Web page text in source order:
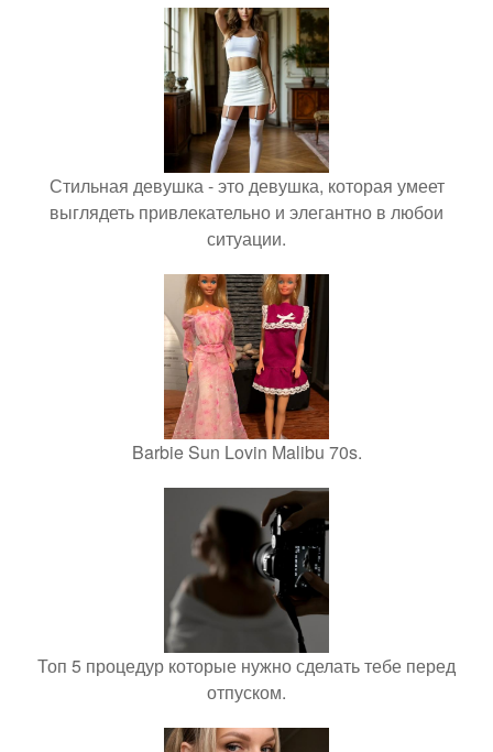
Стильная девушка - это девушка, которая умеет
выглядеть привлекательно и элегантно в любои
ситуации.
Barbie Sun Lovin Malibu 70s.
Топ 5 процедур которые нужно сделать тебе перед
отпуском.